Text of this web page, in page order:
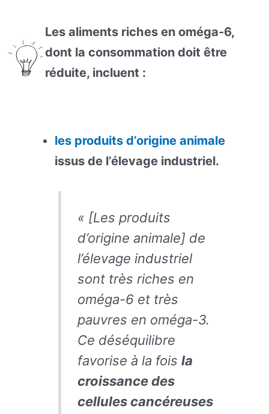
Les aliments riches en oméga-6,
dont la consommation doit être
réduite, incluent :
les produits d’origine animale
issus de l’élevage industriel.
« [Les produits
d’origine animale] de
l’élevage industriel
sont très riches en
oméga-6 et très
pauvres en oméga-3.
Ce déséquilibre
favorise à la fois la
croissance des
cellules cancéreuses